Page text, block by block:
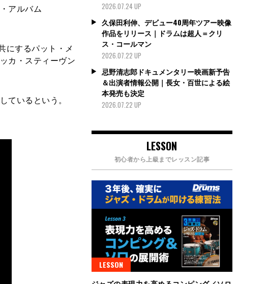
アルバム
にするパット・メ
カ・スティーヴン
いるという。
2026.07.24 UP
久保田利伸、デビュー40周年ツアー映像
作品をリリース｜ドラムは超人＝クリ
ス・コールマン
2026.07.22 UP
忌野清志郎ドキュメンタリー映画新予告
＆出演者情報公開｜長女・百世による絵
本発売も決定
2026.07.22 UP
LESSON
初心者から上級までレッスン記事
LESSON